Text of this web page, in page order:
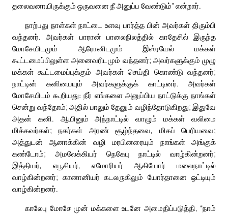
தலைவனாயிருக்கும் ஒருவனை நீ அனுப்ப வேண்டும்” என்றார்.
நாற்பது நாள்கள் நாட்டை உளவு பார்த்த பின் அவர்கள் திரும்பி
வந்தனர். அவர்கள் பாரான் பாலைநிலத்தில் காதேசில் இருந்த
மோசேயிடமும் ஆரோனிடமும் இஸ்ரயேல் மக்கள்
கூட்டமைப்பிலுள்ள அனைவரிடமும் வந்தனர்; அவர்களுக்கும் முழு
மக்கள் கூட்டமைப்புக்கும் அவர்கள் செய்தி கொண்டு வந்தனர்;
நாட்டின் கனியையும் அவர்களுக்குக் காட்டினர். அவர்கள்
மோசேயிடம் கூறியது: நீர் எங்களை அனுப்பிய நாட்டுக்கு நாங்கள்
சென்று வந்தோம்; அதில் பாலும் தேனும் வழிந்தோடுகிறது; இதுவே
அதன் கனி. ஆயினும் அந்நாட்டில் வாழும் மக்கள் வலிமை
மிக்கவர்கள்; நகர்கள் அரண் சூழ்ந்தவை, மிகப் பெரியவை;
அத்துடன் ஆனாக்கின் வழி மரபினரையும் நாங்கள் அங்குக்
கண்டோம்; அமலேக்கியர் நெகேபு நாட்டில் வாழ்கின்றனர்;
இத்தியர், எபூசியர், எமோரியர் ஆகியோர் மலைநாட்டில்
வாழ்கின்றனர்; கானானியர் கடலருகிலும் யோர்தானை ஒட்டியும்
வாழ்கின்றனர்.
காலேபு மோசே முன் மக்களை உடனே அமைதிப்படுத்தி, “நாம்